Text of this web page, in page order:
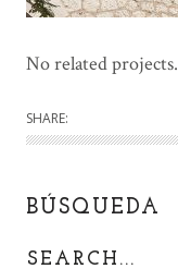
No related projects.
SHARE:
BÚSQUEDA